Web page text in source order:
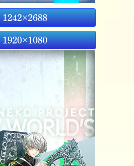
1242×2688
1920×1080